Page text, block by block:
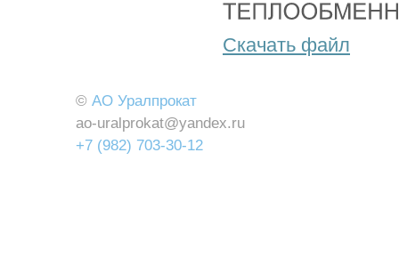
Скачать файл
© АО Уралпрокат
ao-uralprokat@yandex.ru
+7 (982) 703-30-12